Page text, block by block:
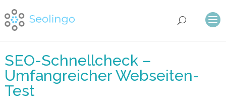
SEO-Schnellcheck –
Umfangreicher Webseiten-
Test